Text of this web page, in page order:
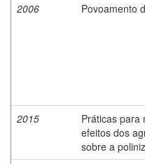
2006
Povoamento
2015
Práticas para
efeitos dos
sobre a